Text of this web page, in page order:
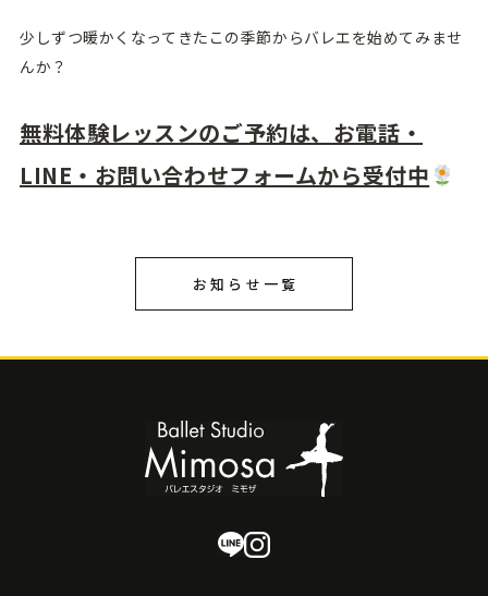
少しずつ暖かくなってきたこの季節からバレエを始めてみませ
んか？
無料体験レッスンのご予約は、お電話・
LINE・お問い合わせフォームから受付中
お知らせ一覧